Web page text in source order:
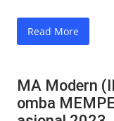
Read More
MA Modern
omba